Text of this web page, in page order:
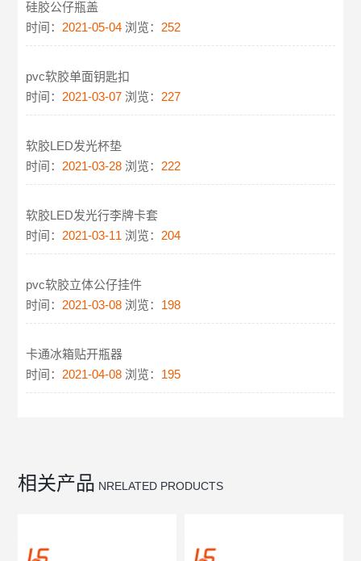
硅胶公仔瓶盖
时间： 2021-05-04 浏览： 252
pvc软胶单面钥匙扣
时间： 2021-03-07 浏览： 227
软胶LED发光杯垫
时间： 2021-03-28 浏览： 222
软胶LED发光行李牌卡套
时间： 2021-03-11 浏览： 204
pvc软胶立体公仔挂件
时间： 2021-03-08 浏览： 198
卡通冰箱贴开瓶器
时间： 2021-04-08 浏览： 195
相关产品 NRELATED PRODUCTS